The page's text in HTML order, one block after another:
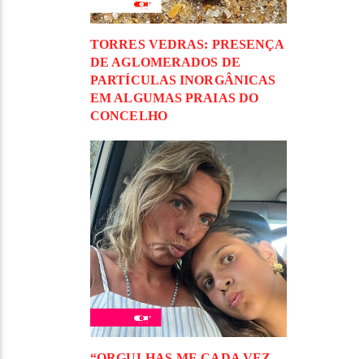
TORRES VEDRAS: PRESENÇA
DE AGLOMERADOS DE
PARTÍCULAS INORGÂNICAS
EM ALGUMAS PRAIAS DO
CONCELHO